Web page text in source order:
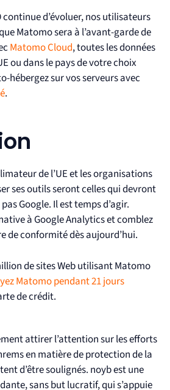
continue d’évoluer, nos utilisateurs
Matomo sera à l’avant-garde de
Matomo Cloud, toutes les données
ou dans le pays de votre choix
hébergez sur vos serveurs avec
.
de l’UE et les organisations
ses outils seront celles qui devront
Google. Il est temps d’agir.
à Google Analytics et comblez
de conformité dès aujourd’hui.
de sites Web utilisant Matomo
Matomo pendant 21 jours
de crédit.
attirer l’attention sur les efforts
en matière de protection de la
d’être soulignés. noyb est une
sans but lucratif, qui s’appuie